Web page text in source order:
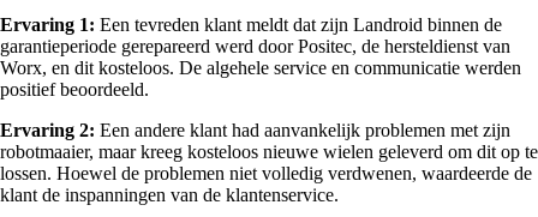
Ervaring 1: Een tevreden klant meldt dat zijn Landroid binnen de
garantieperiode gerepareerd werd door Positec, de hersteldienst van
Worx, en dit kosteloos. De algehele service en communicatie werden
positief beoordeeld.
Ervaring 2: Een andere klant had aanvankelijk problemen met zijn
robotmaaier, maar kreeg kosteloos nieuwe wielen geleverd om dit op te
lossen. Hoewel de problemen niet volledig verdwenen, waardeerde de
klant de inspanningen van de klantenservice.